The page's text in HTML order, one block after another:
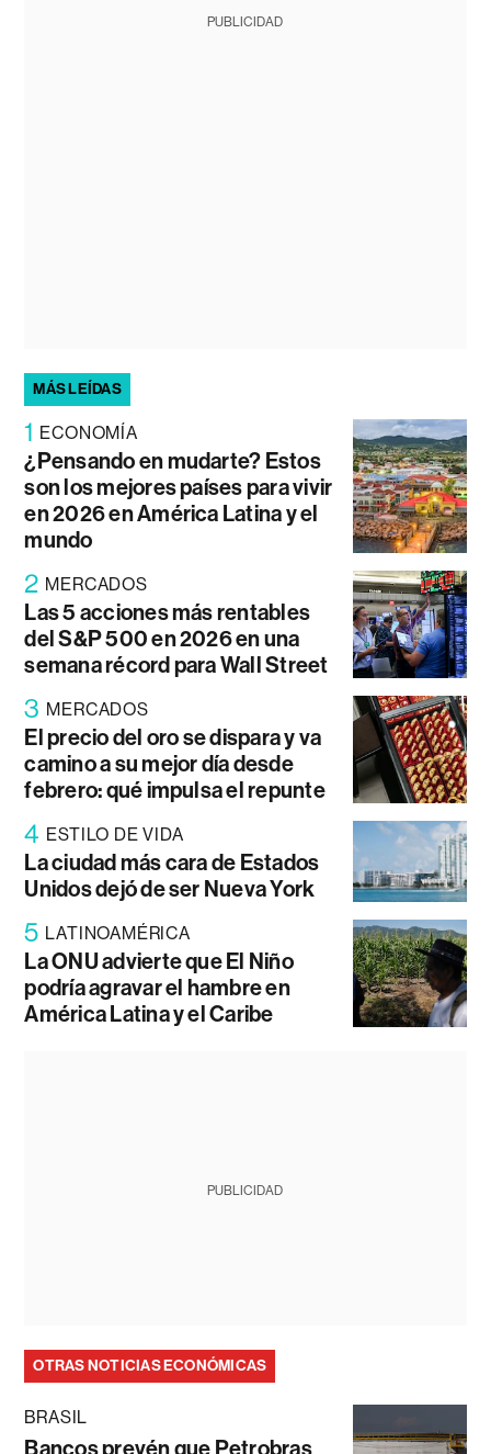
PUBLICIDAD
MÁS LEÍDAS
1 ECONOMÍA
¿Pensando en mudarte? Estos
son los mejores países para vivir
en 2026 en América Latina y el
mundo
2 MERCADOS
Las 5 acciones más rentables
del S&P 500 en 2026 en una
semana récord para Wall Street
3 MERCADOS
El precio del oro se dispara y va
camino a su mejor día desde
febrero: qué impulsa el repunte
4 ESTILO DE VIDA
La ciudad más cara de Estados
Unidos dejó de ser Nueva York
5 LATINOAMÉRICA
La ONU advierte que El Niño
podría agravar el hambre en
América Latina y el Caribe
PUBLICIDAD
OTRAS NOTICIAS ECONÓMICAS
BRASIL
Bancos prevén que Petrobras